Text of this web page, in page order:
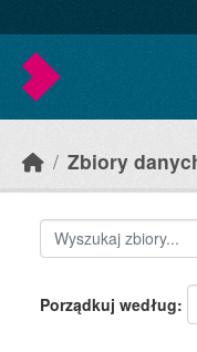
Zbiory
Porządkuj według